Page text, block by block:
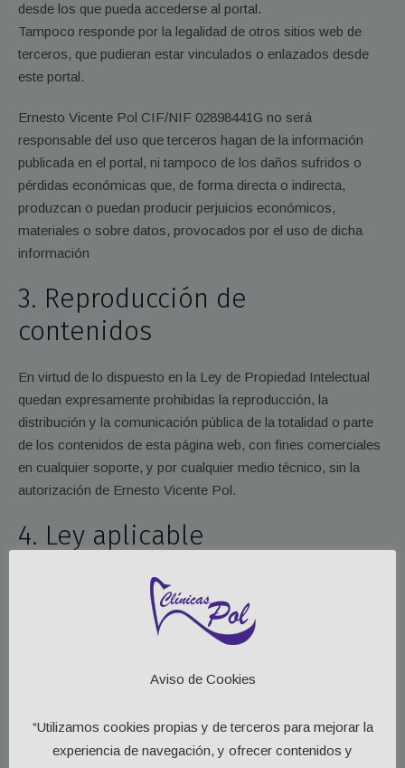
desde los que pueda accederse al portal.
Tampoco responde por la legalidad de otros sitios web de
terceros, que pudieran estar vinculados o enlazados desde
este portal.
Ernesto Vicente Pol CIF/NIF 02898441G no será
responsable del uso que terceros hagan de la información
publicada en el portal, ni tampoco de los daños sufridos o
pérdidas económicas que, de forma directa o indirecta,
produzcan o puedan producir perjuicios económicos,
materiales o sobre datos, provocados por el uso de dicha
información
3. Reproducción de
contenidos
En virtud de lo dispuesto en la Ley de Propiedad Intelectual
quedan expresamente prohibidas la reproducción, la
distribución y la comunicación pública de la totalidad o parte
de los contenidos de esta página web, con fines comerciales
en cualquier soporte, y por cualquier medio técnico, sin la
autorización de Ernesto Vicente Pol.
4. Ley aplicable
Ernesto Vicente Pol CIF/NIF 02898441G se reserva la
facultad de presentar las acciones civiles o penales que
considere necesaria por la utilización indebida del sitio Web y
contenidos, o por el incumplimiento de las presentes
CIF/NIF 02898441G se regirá por la normativa vigente y de
aplicación en el territorio nacional. De surgir cualquier
Aviso de Cookies
“Utilizamos cookies propias y de terceros para mejorar la
experiencia de navegación, y ofrecer contenidos y